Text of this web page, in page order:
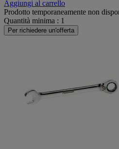
Aggiungi al carrello
Prodotto temporaneamente non
Quantità minima : 1
Per richiedere un'offerta